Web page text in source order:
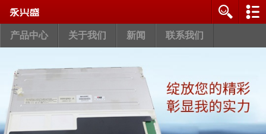
产品中心 关于我们 新闻 联系我们